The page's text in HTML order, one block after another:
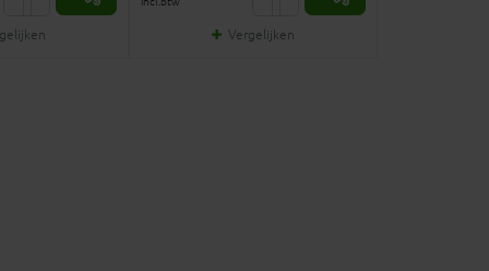
Vergelijken